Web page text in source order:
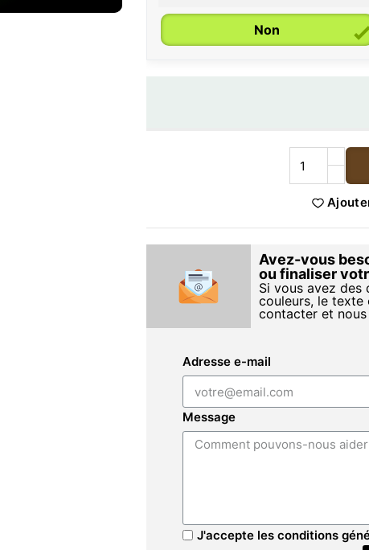
Non
Avez-vous
ou finaliser
Si vous avez des
couleurs, le texte
contacter et
Adresse e-mail
Message
J'accepte les conditions